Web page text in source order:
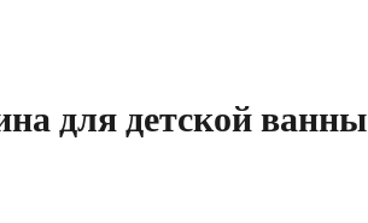
для детской ванны